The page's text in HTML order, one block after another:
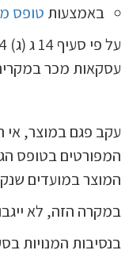
באמצעות טופס
עסקאות מכר
עקב פגם במוצר, אי
המפורטים בטופס
המוצר במועדים
במקרה הזה, לא